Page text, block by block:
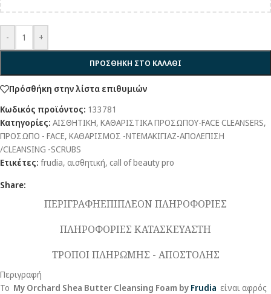
- +
ΠΡΟΣΘΗΚΗ ΣΤΟ ΚΑΛΑΘΙ
Πρόσθήκη στην λίστα επιθυμιών
Κωδικός προϊόντος: 133781
Κατηγορίες: ΑΙΣΘΗΤΙΚΗ, ΚΑΘΑΡΙΣΤΙΚΑ ΠΡΟΣΩΠΟΥ-FACE CLEANSERS,
ΠΡΟΣΩΠΟ - FACE, ΚΑΘΑΡΙΣΜΟΣ -ΝΤΕΜΑΚΙΓΙΑΖ-ΑΠΟΛΕΠΙΣΗ
/CLEANSING -SCRUBS
Ετικέτες: frudia, αισθητική, call of beauty pro
Share:
ΠΕΡΙΓΡΑΦΗΕΠΙΠΛΕΟΝ ΠΛΗΡΟΦΟΡΙΕΣ
ΠΛΗΡΟΦΟΡΙΕΣ ΚΑΤΑΣΚΕΥΑΣΤΗ
ΤΡΟΠΟΙ ΠΛΗΡΩΜΗΣ - ΑΠΟΣΤΟΛΗΣ
Περιγραφή
Το My Orchard Shea Butter Cleansing Foam by Frudia είναι αφρός